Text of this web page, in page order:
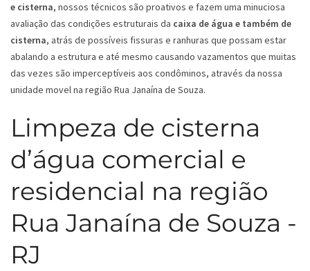
e cisterna, nossos técnicos são proativos e fazem uma minuciosa
avaliação das condições estruturais da caixa de água e também de
cisterna, atrás de possíveis fissuras e ranhuras que possam estar
abalando a estrutura e até mesmo causando vazamentos que muitas
das vezes são imperceptíveis aos condôminos, através da nossa
unidade movel na região Rua Janaína de Souza.
Limpeza de cisterna
d’água comercial e
residencial na região
Rua Janaína de Souza -
RJ